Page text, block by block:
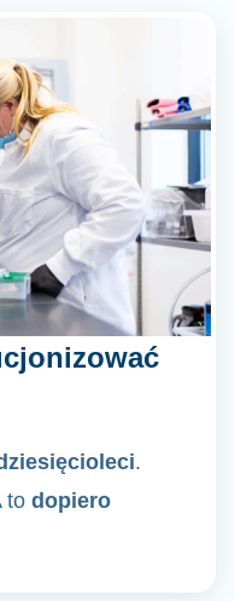
.
to dopiero